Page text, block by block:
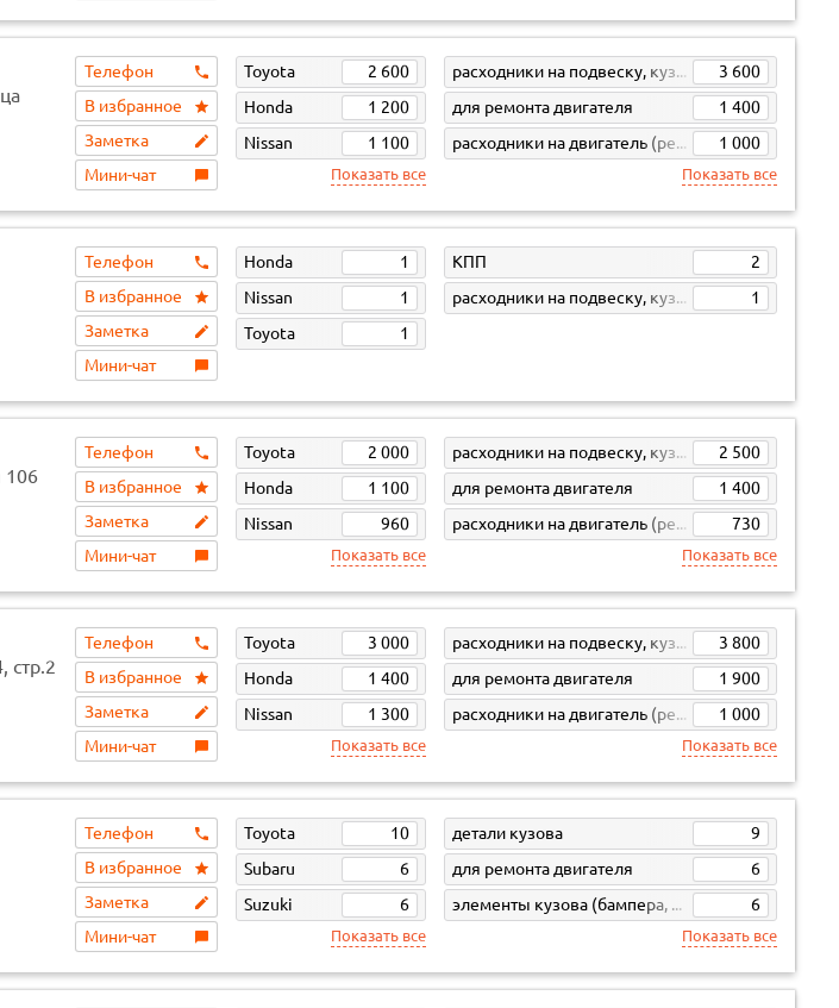
Телефон
В избранное
Заметка
Мини-чат
Toyota
2 600
Honda
1 200
Nissan
1 100
Показать все
расходники на подвеску, кузов, кпп
3 600
для ремонта двигателя
1 400
расходники на двигатель (ремни, свечи, фильтра)
1 000
Показать все
Телефон
В избранное
Заметка
Мини-чат
Honda
1
Nissan
1
Toyota
1
КПП
2
расходники на подвеску, кузов, кпп
1
106
Телефон
В избранное
Заметка
Мини-чат
Toyota
2 000
Honda
1 100
Nissan
960
Показать все
расходники на подвеску, кузов, кпп
2 500
для ремонта двигателя
1 400
расходники на двигатель (ремни, свечи, фильтра)
730
Показать все
стр.2
Телефон
В избранное
Заметка
Мини-чат
Toyota
3 000
Honda
1 400
Nissan
1 300
Показать все
расходники на подвеску, кузов, кпп
3 800
для ремонта двигателя
1 900
расходники на двигатель (ремни, свечи, фильтра)
1 000
Показать все
Телефон
В избранное
Заметка
Мини-чат
Toyota
10
Subaru
6
Suzuki
6
Показать все
детали кузова
9
для ремонта двигателя
6
элементы кузова (бампера, жесть)
6
Показать все